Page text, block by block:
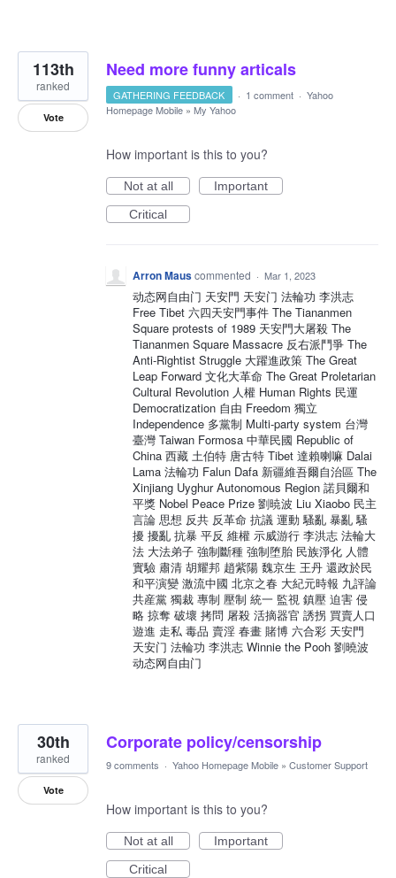
Need more funny articals
113th
ranked
Vote
GATHERING FEEDBACK · 1 comment · Yahoo
Homepage Mobile » My Yahoo
How important is this to you?
Not at all
Important
Critical
Arron Mauscommented · Mar 1, 2023
动态网自由门 天安門 天安门 法輪功 李洪志
Free Tibet 六四天安門事件 The Tiananmen
Square protests of 1989 天安門大屠殺 The
Tiananmen Square Massacre 反右派鬥爭 The
Anti-Rightist Struggle 大躍進政策 The Great
Leap Forward 文化大革命 The Great Proletarian
Cultural Revolution 人權 Human Rights 民運
Democratization 自由 Freedom 獨立
Independence 多黨制 Multi-party system 台灣
臺灣 Taiwan Formosa 中華民國 Republic of
China 西藏 土伯特 唐古特 Tibet 達賴喇嘛 Dalai
Lama 法輪功 Falun Dafa 新疆維吾爾自治區 The
Xinjiang Uyghur Autonomous Region 諾貝爾和
平獎 Nobel Peace Prize 劉暁波 Liu Xiaobo 民主
言論 思想 反共 反革命 抗議 運動 騷亂 暴亂 騷
擾 擾亂 抗暴 平反 維權 示威游行 李洪志 法輪大
法 大法弟子 強制斷種 強制堕胎 民族淨化 人體
實驗 肅清 胡耀邦 趙紫陽 魏京生 王丹 還政於民
和平演變 激流中國 北京之春 大紀元時報 九評論
共産黨 獨裁 專制 壓制 統一 監視 鎮壓 迫害 侵
略 掠奪 破壞 拷問 屠殺 活摘器官 誘拐 買賣人口
遊進 走私 毒品 賣淫 春畫 賭博 六合彩 天安門
天安门 法輪功 李洪志 Winnie the Pooh 劉曉波
动态网自由门
Corporate policy/censorship
30th
ranked
Vote
9 comments · Yahoo Homepage Mobile » Customer Support
How important is this to you?
Not at all
Important
Critical